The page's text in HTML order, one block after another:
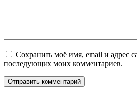
Сохранить моё имя, email и адрес
последующих моих комментариев.